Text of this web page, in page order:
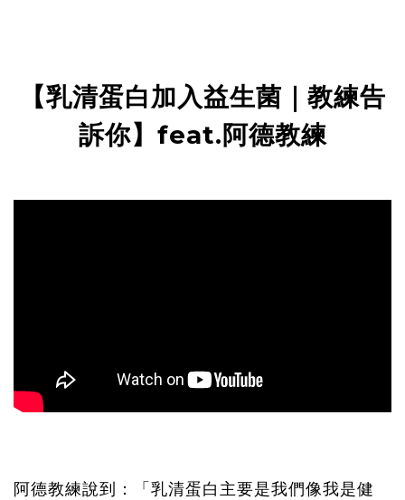
【乳清蛋白加入益生菌｜教練告
訴你】 feat.阿德教練
阿德教練說到：「乳清蛋白主要是我們像我是健